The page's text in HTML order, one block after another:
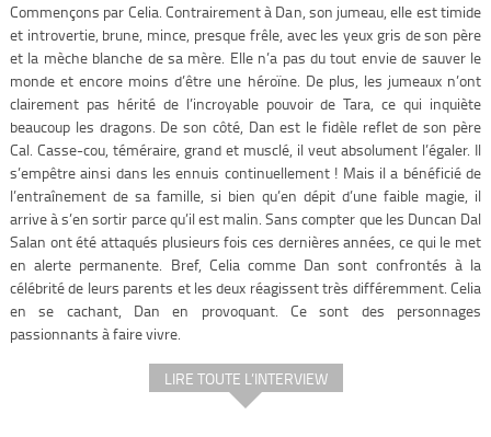
Commençons par Celia. Contrairement à Dan, son jumeau, elle est timide
et introvertie, brune, mince, presque frêle, avec les yeux gris de son père
et la mèche blanche de sa mère. Elle n’a pas du tout envie de sauver le
monde et encore moins d’être une héroïne. De plus, les jumeaux n’ont
clairement pas hérité de l’incroyable pouvoir de Tara, ce qui inquiète
beaucoup les dragons. De son côté, Dan est le fidèle reflet de son père
Cal. Casse-cou, téméraire, grand et musclé, il veut absolument l’égaler. Il
s’empêtre ainsi dans les ennuis continuellement ! Mais il a bénéficié de
l’entraînement de sa famille, si bien qu’en dépit d’une faible magie, il
arrive à s’en sortir parce qu’il est malin. Sans compter que les Duncan Dal
Salan ont été attaqués plusieurs fois ces dernières années, ce qui le met
en alerte permanente. Bref, Celia comme Dan sont confrontés à la
célébrité de leurs parents et les deux réagissent très différemment. Celia
en se cachant, Dan en provoquant. Ce sont des personnages
passionnants à faire vivre.
LIRE TOUTE L’INTERVIEW